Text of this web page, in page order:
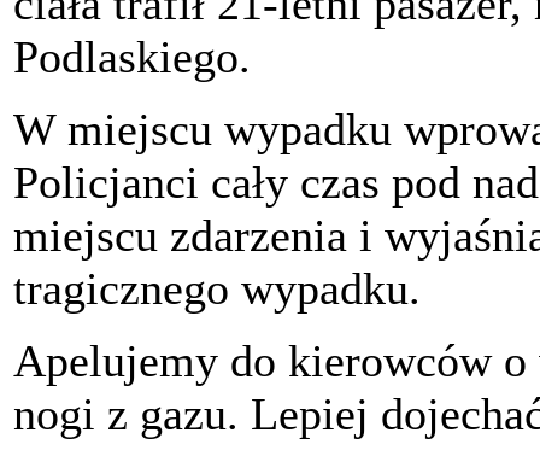
Podlaskiego.
W miejscu wypadku
Policjanci cały czas pod
miejscu zdarzenia i
tragicznego wypadku.
Apelujemy do kierowców
nogi z gazu. Lepiej